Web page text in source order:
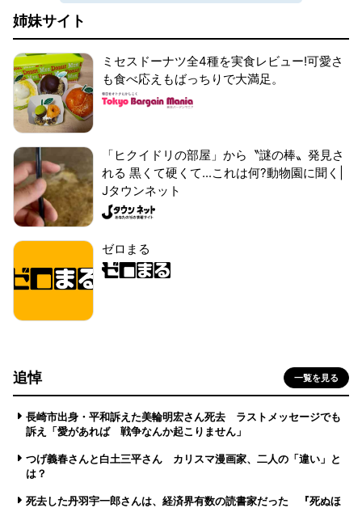
姉妹サイト
ミセスドーナツ全4種を実食レビュー!可愛さ
も食べ応えもばっちりで大満足。
「ヒクイドリの部屋」から〝謎の棒〟発見さ
れる 黒くて硬くて...これは何?動物園に聞く|
Jタウンネット
ゼロまる
追悼 一覧を見る
長崎市出身・平和訴えた美輪明宏さん死去 ラストメッセージでも
訴え「愛があれば 戦争なんか起こりません」
つげ義春さんと白土三平さん カリスマ漫画家、二人の「違い」と
は？
死去した丹羽宇一郎さんは、経済界有数の読書家だった 『死ぬほ